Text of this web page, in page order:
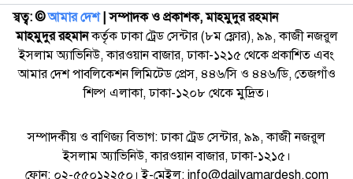
স্বত্ব: ©️আমার দেশ| সম্পাদক ও প্রকাশক, মাহমুদুর রহমান
মাহমুদুর রহমানকর্তৃক ঢাকা ট্রেড সেন্টার (৮ম ফ্লোর), ৯৯, কাজী নজরুল
ইসলাম অ্যাভিনিউ, কারওয়ান বাজার, ঢাকা-১২১৫ থেকে প্রকাশিত এবং
আমার দেশ পাবলিকেশন লিমিটেড প্রেস, ৪৪৬/সি ও ৪৪৬/ডি, তেজগাঁও
শিল্প এলাকা, ঢাকা-১২০৮ থেকে মুদ্রিত।
সম্পাদকীয় ও বাণিজ্য বিভাগ: ঢাকা ট্রেড সেন্টার, ৯৯, কাজী নজরুল
ইসলাম অ্যাভিনিউ, কারওয়ান বাজার, ঢাকা-১২১৫।
ফোন: ০২-৫৫০১২২৫০। ই-মেইল: info@dailyamardesh.com